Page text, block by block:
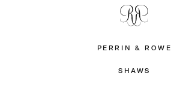
PERRIN & ROWE
SHAWS